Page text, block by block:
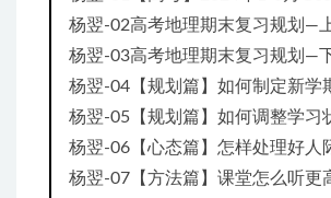
杨翌-02高考地理期末复习规划—
杨翌-03高考地理期末复习规划—
杨翌-04【规划篇】如何制定新学
杨翌-05【规划篇】如何调整学习
杨翌-06【心态篇】怎样处理好人
杨翌-07【方法篇】课堂怎么听更